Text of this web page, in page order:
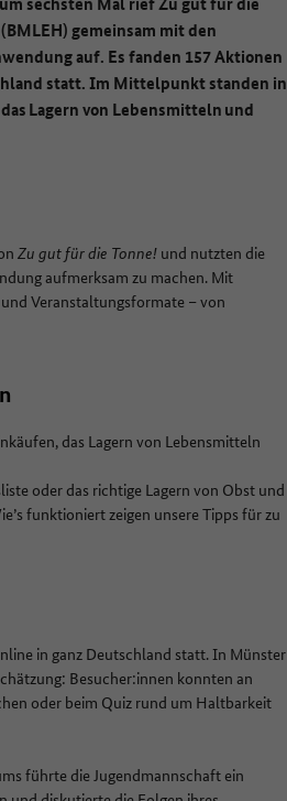
gemeinsam mit den
auf. Es fanden 157 Aktionen
statt. Im Mittelpunkt standen in
Lagern von Lebensmitteln und
Zu gut für die Tonne! und nutzten die
aufmerksam zu machen. Mit
Veranstaltungsformate – von
das Lagern von Lebensmitteln
oder das richtige Lagern von Obst und
funktioniert zeigen unsere Tipps für zu
in ganz Deutschland statt. In Münster
Besucher:innen konnten an
oder beim Quiz rund um Haltbarkeit
führte die Jugendmannschaft ein